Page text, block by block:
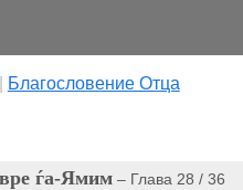
Благословение Отца
ѓа-Ямим – Глава 28 / 36